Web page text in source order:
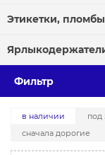
Этикетки, пломбы
Фильтр
в наличии под
сначала дорогие